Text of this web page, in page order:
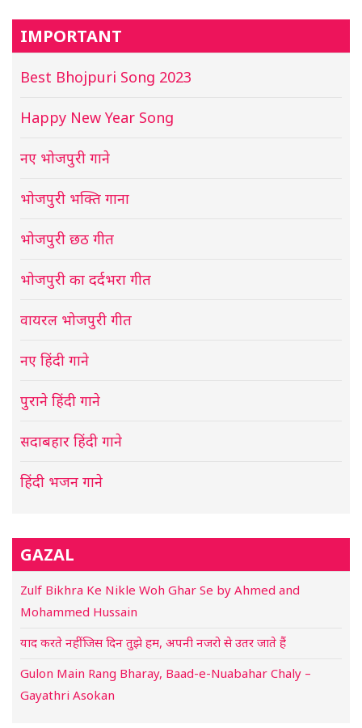
IMPORTANT
Best Bhojpuri Song 2023
Happy New Year Song
नए भोजपुरी गाने
भोजपुरी भक्ति गाना
भोजपुरी छठ गीत
भोजपुरी का दर्दभरा गीत
वायरल भोजपुरी गीत
नए हिंदी गाने
पुराने हिंदी गाने
सदाबहार हिंदी गाने
हिंदी भजन गाने
GAZAL
Zulf Bikhra Ke Nikle Woh Ghar Se by Ahmed and
Mohammed Hussain
याद करते नहीं जिस दिन तुझे हम, अपनी नजरो से उतर जाते हैं
Gulon Main Rang Bharay, Baad-e-Nuabahar Chaly –
Gayathri Asokan